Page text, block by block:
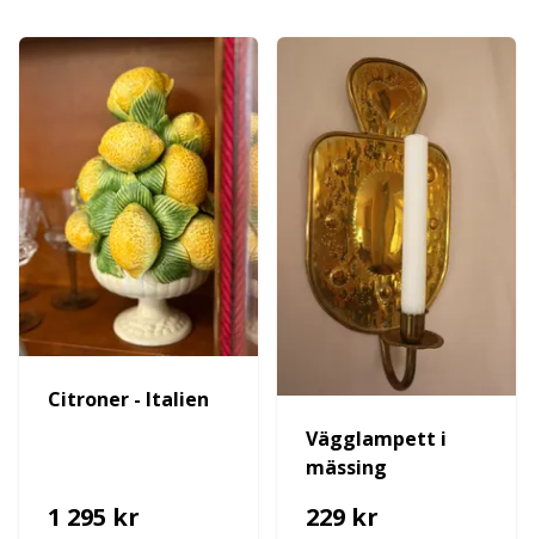
Citroner - Italien
1 295 kr
Vägglampett i
mässing
229 kr